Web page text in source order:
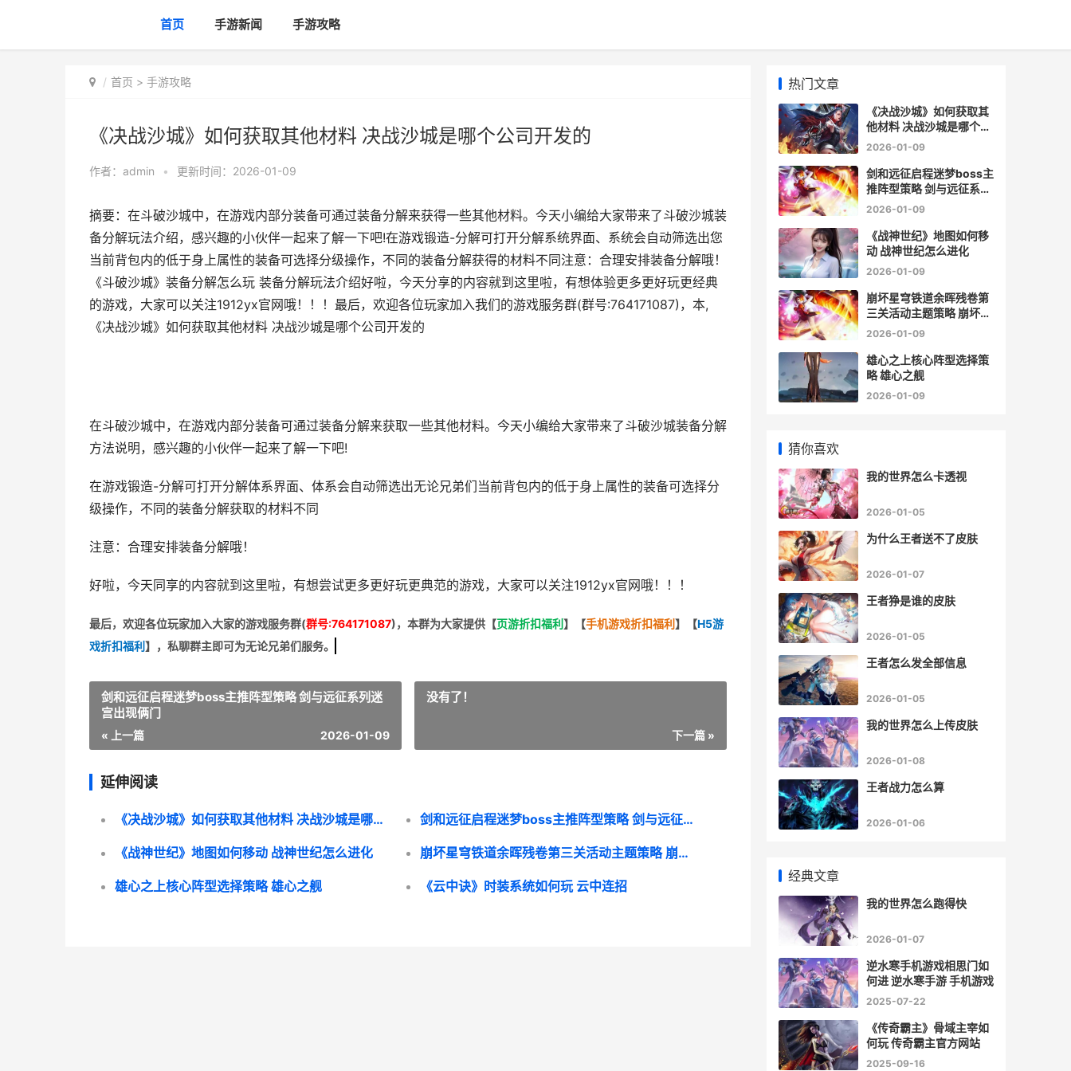
首页 手游新闻 手游攻略
首页 > 手游攻略
《决战沙城》如何获取其他材料 决战沙城是哪个公司开发的
作者： admin • 更新时间：2026-01-09
摘要：在斗破沙城中，在游戏内部分装备可通过装备分解来获得一些其他材料。今天小编给大家带来了斗破沙城装
备分解玩法介绍，感兴趣的小伙伴一起来了解一下吧!在游戏锻造-分解可打开分解系统界面、系统会自动筛选出您
当前背包内的低于身上属性的装备可选择分级操作，不同的装备分解获得的材料不同注意：合理安排装备分解哦！
《斗破沙城》装备分解怎么玩 装备分解玩法介绍好啦，今天分享的内容就到这里啦，有想体验更多更好玩更经典
的游戏，大家可以关注1912yx官网哦！！！最后，欢迎各位玩家加入我们的游戏服务群(群号:764171087)，本,
《决战沙城》如何获取其他材料 决战沙城是哪个公司开发的
在斗破沙城中，在游戏内部分装备可通过装备分解来获取一些其他材料。今天小编给大家带来了斗破沙城装备分解
方法说明，感兴趣的小伙伴一起来了解一下吧!
在游戏锻造-分解可打开分解体系界面、体系会自动筛选出无论兄弟们当前背包内的低于身上属性的装备可选择分
级操作，不同的装备分解获取的材料不同
注意：合理安排装备分解哦！
好啦，今天同享的内容就到这里啦，有想尝试更多更好玩更典范的游戏，大家可以关注1912yx官网哦！！！
最后，欢迎各位玩家加入大家的游戏服务群(群号:764171087)，本群为大家提供【页游折扣福利 】 【手机游戏折扣福利 】 【H5游
戏折扣福利 】 ，私聊群主即可为无论兄弟们服务。
剑和远征启程迷梦boss主推阵型策略 剑与远征系列迷
宫出现俩门
« 上一篇 2026-01-09
没有了！
下一篇 »
延伸阅读
《决战沙城》如何获取其他材料 决战沙城是哪个公司开发的 剑和远征启程迷梦boss主推阵型策略 剑与远征系列迷宫出现俩门
《战神世纪》地图如何移动 战神世纪怎么进化 崩坏星穹铁道余晖残卷第三关活动主题策略 崩坏星穹铁道角色爆料
雄心之上核心阵型选择策略 雄心之舰 《云中诀》时装系统如何玩 云中连招
热门文章
《决战沙城》如何获取其
他材料 决战沙城是哪个公
司开发的
2026-01-09
剑和远征启程迷梦boss主
推阵型策略 剑与远征系列
迷宫出现俩门
2026-01-09
《战神世纪》地图如何移
动 战神世纪怎么进化
2026-01-09
崩坏星穹铁道余晖残卷第
三关活动主题策略 崩坏星
穹铁道角色爆料
2026-01-09
雄心之上核心阵型选择策
略 雄心之舰
2026-01-09
猜你喜欢
我的世界怎么卡透视
2026-01-05
为什么王者送不了皮肤
2026-01-07
王者狰是谁的皮肤
2026-01-05
王者怎么发全部信息
2026-01-05
我的世界怎么上传皮肤
2026-01-08
王者战力怎么算
2026-01-06
经典文章
我的世界怎么跑得快
2026-01-07
逆水寒手机游戏相思门如
何进 逆水寒手游 手机游戏
2025-07-22
《传奇霸主》骨域主宰如
何玩 传奇霸主官方网站
2025-09-16